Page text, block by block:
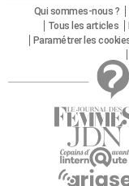
Qui sommes-nous ?
Tous les articles
Paramétrer les